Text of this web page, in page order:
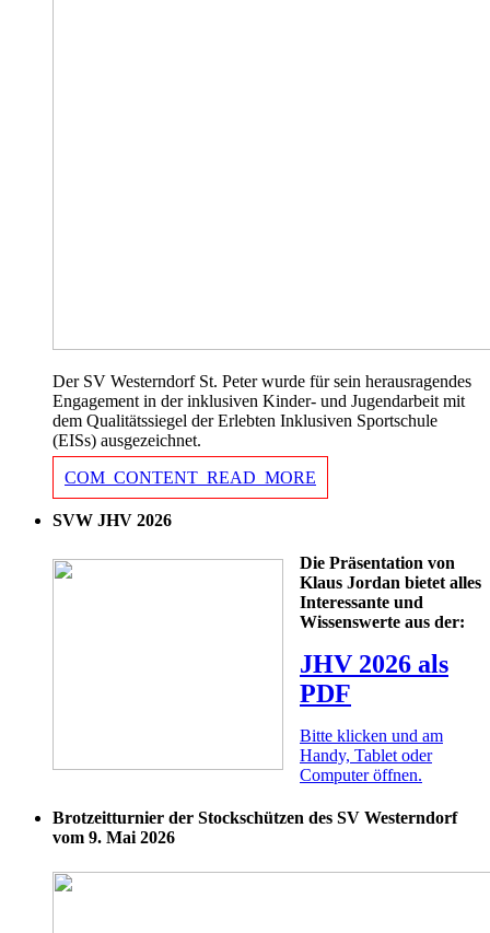
Der SV Westerndorf St. Peter wurde für sein herausragendes
Engagement in der inklusiven Kinder- und Jugendarbeit mit
dem Qualitätssiegel der Erlebten Inklusiven Sportschule
(EISs) ausgezeichnet.
COM_CONTENT_READ_MORE
SVW JHV 2026
Die Präsentation von
Klaus Jordan bietet alles
Interessante und
Wissenswerte aus der:
JHV 2026 als
PDF
Bitte klicken und am
Handy, Tablet oder
Computer öffnen.
Brotzeitturnier der Stockschützen des SV Westerndorf
vom 9. Mai 2026